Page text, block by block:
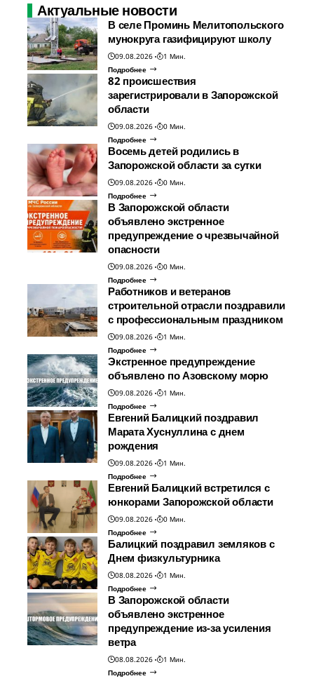
Актуальные новости
В селе Проминь Мелитопольского
мунокруга газифицируют школу
09.08.2026
1 Мин.
Подробнее
82 происшествия
зарегистрировали в Запорожской
области
09.08.2026
0 Мин.
Подробнее
Восемь детей родились в
Запорожской области за сутки
09.08.2026
0 Мин.
Подробнее
В Запорожской области
объявлено экстренное
предупреждение о чрезвычайной
опасности
09.08.2026
0 Мин.
Подробнее
Работников и ветеранов
строительной отрасли поздравили
с профессиональным праздником
09.08.2026
1 Мин.
Подробнее
Экстренное предупреждение
объявлено по Азовскому морю
09.08.2026
1 Мин.
Подробнее
Евгений Балицкий поздравил
Марата Хуснуллина с днем
рождения
09.08.2026
1 Мин.
Подробнее
Евгений Балицкий встретился с
юнкорами Запорожской области
09.08.2026
0 Мин.
Подробнее
Балицкий поздравил земляков с
Днем физкультурника
08.08.2026
1 Мин.
Подробнее
В Запорожской области
объявлено экстренное
предупреждение из-за усиления
ветра
08.08.2026
1 Мин.
Подробнее